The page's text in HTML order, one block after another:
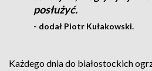
posłużyć.
- dodał Piotr Kułakowski.
Każdego dnia do białostockich